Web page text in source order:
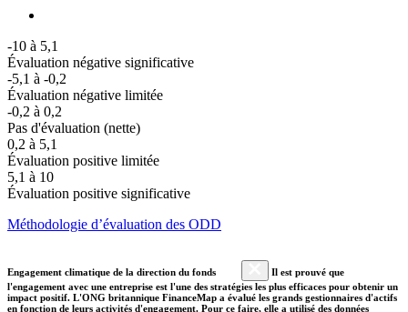
-10 à 5,1
Évaluation négative significative
-5,1 à -0,2
Évaluation négative limitée
-0,2 à 0,2
Pas d'évaluation (nette)
0,2 à 5,1
Évaluation positive limitée
5,1 à 10
Évaluation positive significative
Méthodologie d’évaluation des ODD
Engagement climatique de la direction du fonds
Il est prouvé que
l'engagement avec une entreprise est l'une des stratégies les plus efficaces pour obtenir un
impact positif. L'ONG britannique FinanceMap a évalué les grands gestionnaires d'actifs
en fonction de leurs activités d'engagement. Pour ce faire, elle a utilisé des données